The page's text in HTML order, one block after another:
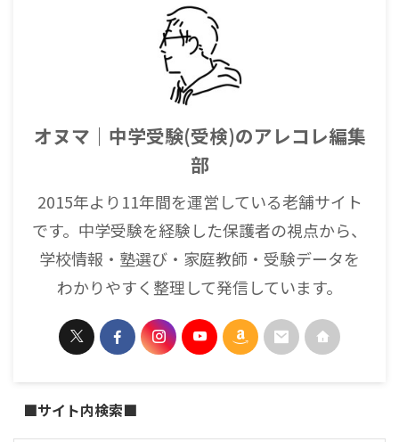
オヌマ｜中学受験(受検)のアレコレ編集
部
2015年より11年間を運営している老舗サイト
です。中学受験を経験した保護者の視点から、
学校情報・塾選び・家庭教師・受験データを
わかりやすく整理して発信しています。
■サイト内検索■